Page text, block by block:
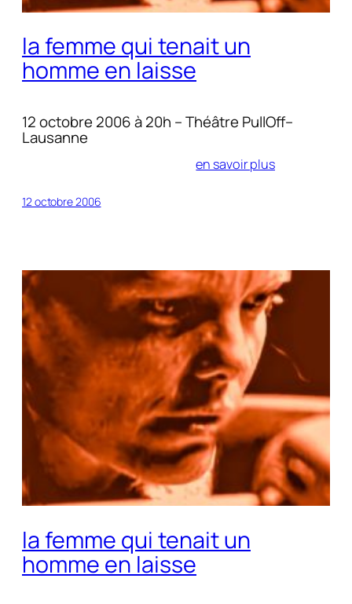
la femme qui tenait un
homme en laisse
12 octobre 2006 à 20h – Théâtre PullOff–
Lausanne
en savoir plus
12 octobre 2006
la femme qui tenait un
homme en laisse